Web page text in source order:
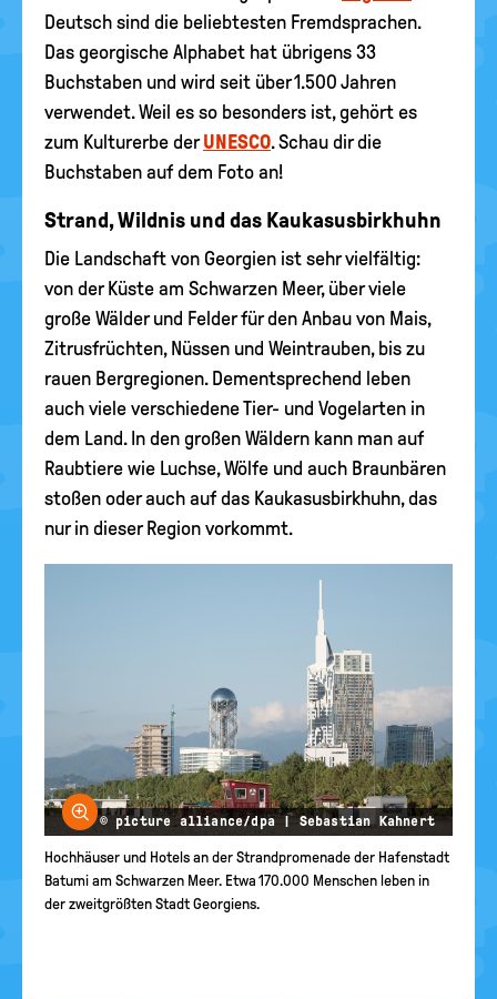
Deutsch sind die beliebtesten Fremdsprachen.
Das georgische Alphabet hat übrigens 33
Buchstaben und wird seit über 1.500 Jahren
verwendet. Weil es so besonders ist, gehört es
zum Kulturerbe derUNESCO. Schau dir die
Buchstaben auf dem Foto an!
Strand, Wildnis und das Kaukasusbirkhuhn
Die Landschaft von Georgien ist sehr vielfältig:
von der Küste am Schwarzen Meer, über viele
große Wälder und Felder für den Anbau von Mais,
Zitrusfrüchten, Nüssen und Weintrauben, bis zu
rauen Bergregionen. Dementsprechend leben
auch viele verschiedene Tier- und Vogelarten in
dem Land. In den großen Wäldern kann man auf
Raubtiere wie Luchse, Wölfe und auch Braunbären
stoßen oder auch auf das Kaukasusbirkhuhn, das
nur in dieser Region vorkommt.
Bild vergrößern
© picture alliance/dpa | Sebastian Kahnert
Hochhäuser und Hotels an der Strandpromenade der Hafenstadt
Batumi am Schwarzen Meer. Etwa 170.000 Menschen leben in
der zweitgrößten Stadt Georgiens.